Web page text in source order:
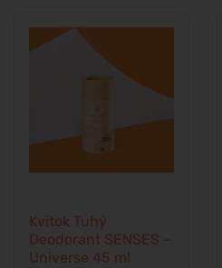
Kvitok Tuhý
Deodorant SENSES –
Universe 45 ml